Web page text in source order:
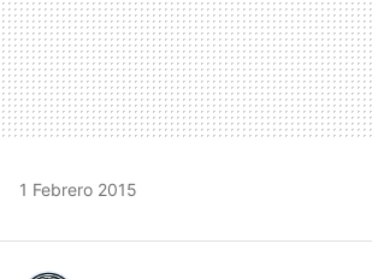
1 Febrero 2015